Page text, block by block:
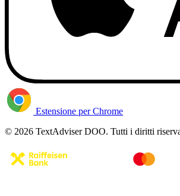
Estensione per Chrome
© 2026 TextAdviser DOO. Tutti i diritti